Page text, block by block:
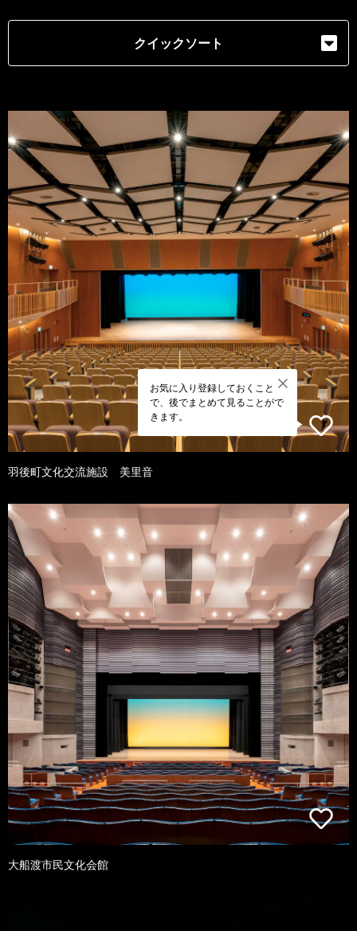
クイックソート
お気に入り登録しておくこと
で、後でまとめて見ることがで
きます。
羽後町文化交流施設 美里音
大船渡市民文化会館